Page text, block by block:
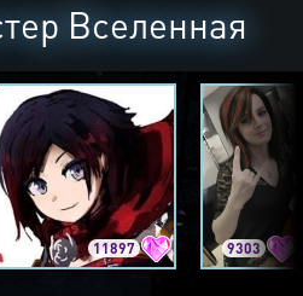
Вселенная
11897 9303